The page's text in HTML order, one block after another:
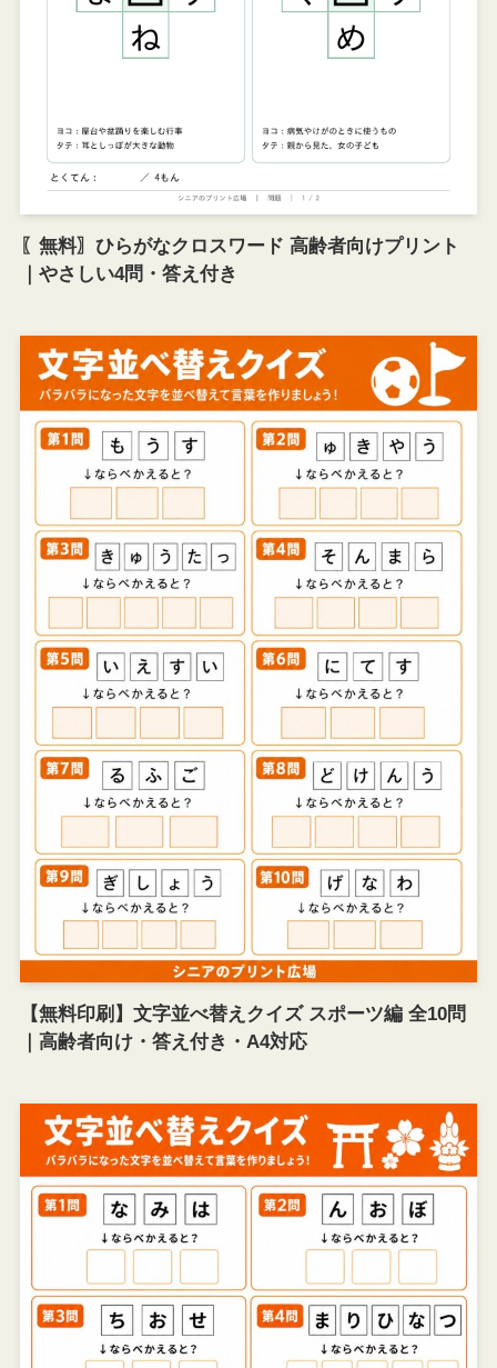
〖無料〗ひらがなクロスワード 高齢者向けプリント
｜やさしい4問・答え付き
【無料印刷】文字並べ替えクイズ スポーツ編 全10問
｜高齢者向け・答え付き・A4対応